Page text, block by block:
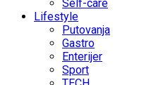
Self-care
Lifestyle
Putovanja
Gastro
Enterijer
Sport